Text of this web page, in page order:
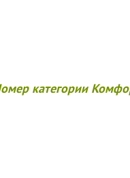
категории